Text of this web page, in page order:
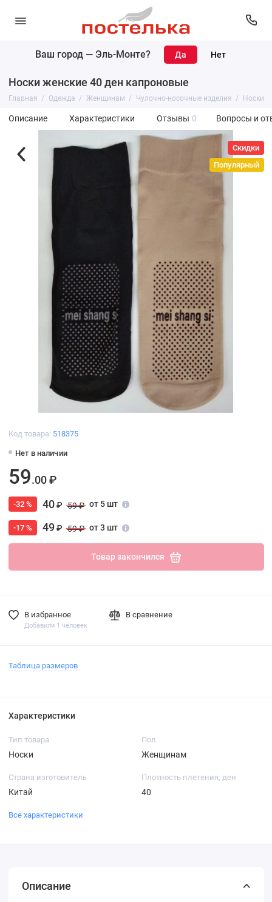
Ваш город — Эль-Монте?
Носки женские 40 ден капроновые
Главная Одежда Женщинам Чулочно-носочные изделия Носки
Описание Характеристики Отзывы 0 Вопросы и
Скидки
Популярный
Код товара: 518375
Нет в наличии
59.00 ₽
-32 % 40₽ 59 ₽ от 5 шт
-17 % 49₽ 59 ₽ от 3 шт
Товар закончился
В избранное
Добавили 1 человек
В сравнение
Таблица размеров
Характеристики
Тип товара
Носки
Пол
Женщинам
Страна изготовитель
Китай
Плотность плетения, ден
40
Все характеристики
Описание